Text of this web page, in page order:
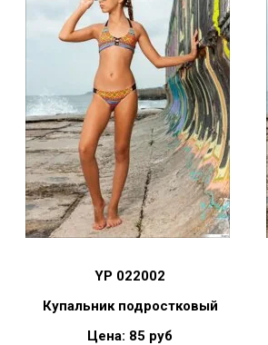
YP 022002
Купальник подростковый
Цена: 85 руб